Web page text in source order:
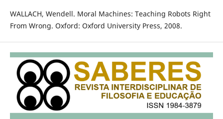
WALLACH, Wendell. Moral Machines: Teaching Robots Right
From Wrong. Oxford: Oxford University Press, 2008.